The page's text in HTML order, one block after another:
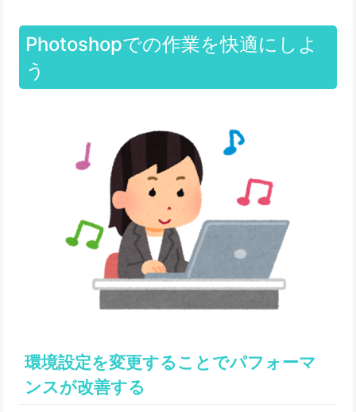
Photoshopでの作業を快適にしよ
う
環境設定を変更することでパフォーマ
ンスが改善する